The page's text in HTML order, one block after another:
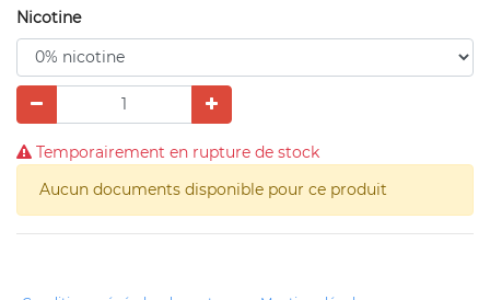
Nicotine
Temporairement en rupture de stock
Aucun documents disponible pour ce produit